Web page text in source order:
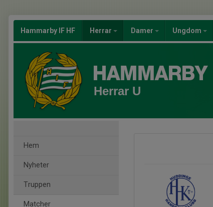
Hammarby IF HF Herrar Damer Ungdom
Herrar U
Hem
Nyheter
Truppen
Matcher